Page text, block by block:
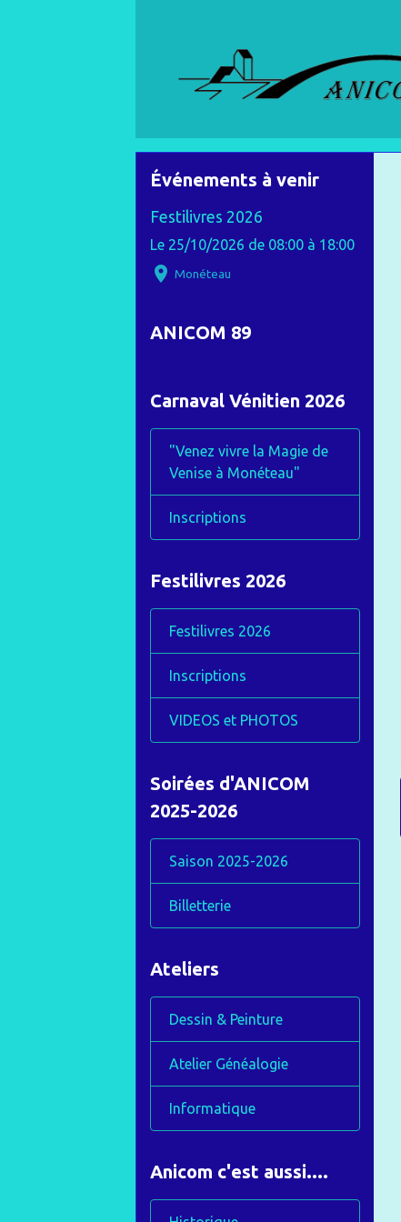
Événements à venir
Festilivres 2026
Le 25/10/2026 de 08:00 à 18:00
Monéteau
ANICOM 89
Carnaval Vénitien 2026
"Venez vivre la Magie de
Venise à Monéteau"
Inscriptions
Festilivres 2026
Festilivres 2026
Inscriptions
VIDEOS et PHOTOS
Soirées d'ANICOM
2025-2026
Saison 2025-2026
Billetterie
Ateliers
Dessin & Peinture
Atelier Généalogie
Informatique
Anicom c'est aussi....